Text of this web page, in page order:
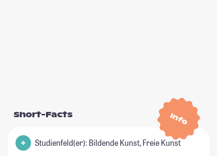
Info
Short-Facts
Studienfeld(er): Bildende Kunst, Freie Kunst